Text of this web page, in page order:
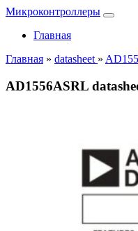
Микроконтроллеры
Главная
Главная » datasheet »
AD1556ASRL